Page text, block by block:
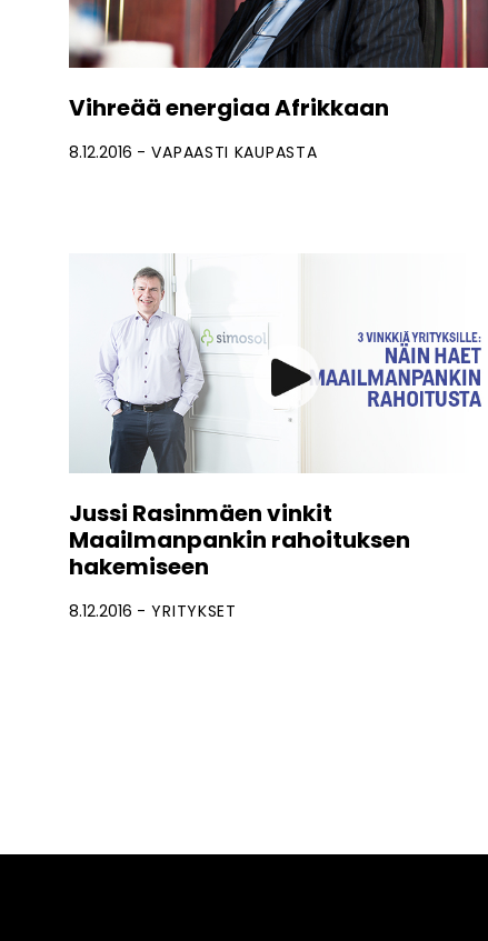
Vihreää energiaa Afrikkaan
8.12.2016 VAPAASTI KAUPASTA
Jussi Rasinmäen vinkit
Maailmanpankin rahoituksen
hakemiseen
8.12.2016 YRITYKSET